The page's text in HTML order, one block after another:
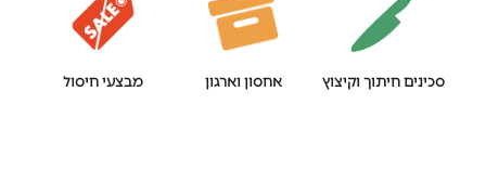
סכינים חיתוך וקיצוץ אחסון וארגון מבצעי חיסול